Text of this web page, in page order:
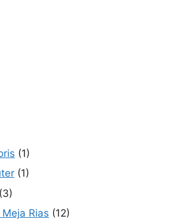
(1)
(1)
(3)
Rias (12)